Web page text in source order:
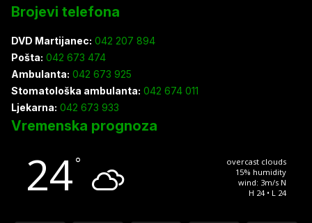
Brojevi telefona
DVD Martijanec: 042 207 894
Pošta: 042 673 474
Ambulanta: 042 673 925
Stomatološka ambulanta: 042 674 011
Ljekarna: 042 673 933
Vremenska prognoza
24°
overcast clouds
15% humidity
wind: 3m/s N
H 24 • L 24